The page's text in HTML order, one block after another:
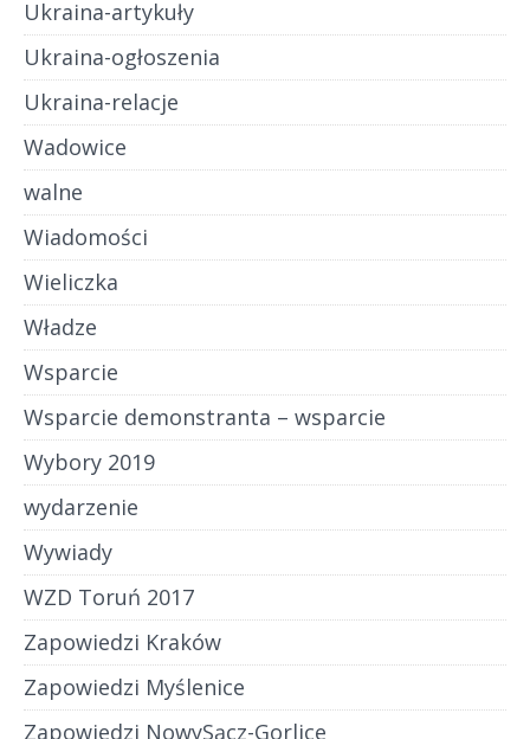
Ukraina-artykuły
Ukraina-ogłoszenia
Ukraina-relacje
Wadowice
walne
Wiadomości
Wieliczka
Władze
Wsparcie
Wsparcie demonstranta – wsparcie
Wybory 2019
wydarzenie
Wywiady
WZD Toruń 2017
Zapowiedzi Kraków
Zapowiedzi Myślenice
Zapowiedzi NowySącz-Gorlice